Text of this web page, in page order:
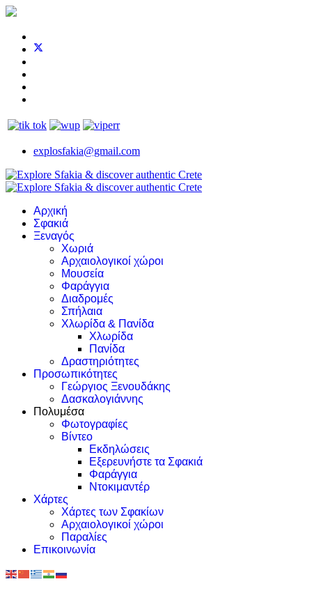
explosfakia@gmail.com
Αρχική
Σφακιά
Ξεναγός
Χωριά
Αρχαιολογικοί χώροι
Μουσεία
Φαράγγια
Διαδρομές
Σπήλαια
Χλωρίδα & Πανίδα
Χλωρίδα
Πανίδα
Δραστηριότητες
Προσωπικότητες
Γεώργιος Ξενουδάκης
Δασκαλογιάννης
Πολυμέσα
Φωτογραφίες
Βίντεο
Εκδηλώσεις
Εξερευνήστε τα Σφακιά
Φαράγγια
Ντοκιμαντέρ
Χάρτες
Χάρτες των Σφακίων
Αρχαιολογικοί χώροι
Παραλίες
Επικοινωνία